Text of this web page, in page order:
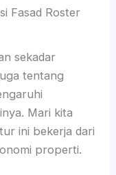
Fasad Roster
sekadar
tentang
Mari kita
ini bekerja dari
properti.